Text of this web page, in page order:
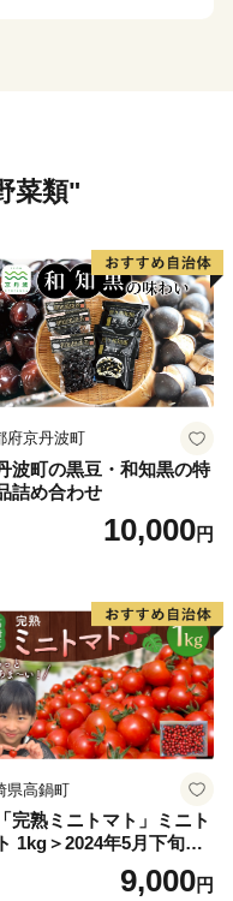
菜類"
府京丹波町
波町の黒豆・和知黒の特
詰め合わせ
10,000円
県高鍋町
完熟ミニトマト」ミニト
1kg＞2024年5月下旬迄
次出荷 野菜ソムリエサ
ト アルル・リリカ共に
9,000円